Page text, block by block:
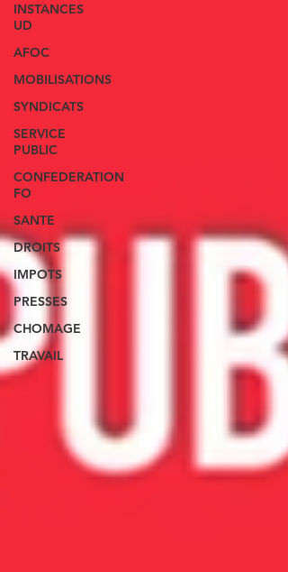
INSTANCES
UD
AFOC
MOBILISATIONS
SYNDICATS
SERVICE
PUBLIC
CONFEDERATION
FO
SANTE
DROITS
IMPOTS
PRESSES
CHOMAGE
TRAVAIL